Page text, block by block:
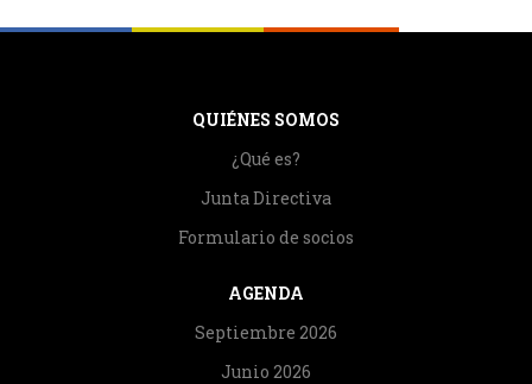
QUIÉNES SOMOS
¿Qué es?
Junta Directiva
Formulario de socios
AGENDA
Septiembre 2026
Junio 2026